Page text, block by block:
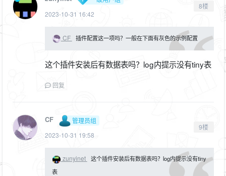
2023-10-31 16:42
8楼
CF 插件配置这一项吗？一般在下面有灰色的示例配置
这个插件安装后有数据表吗？log内提示没有tiny表
回复
CF
管理员组
2023-10-31 19:58
9楼
zunyinet
这个插件安装后有数据表吗？log内提示没有tiny
表